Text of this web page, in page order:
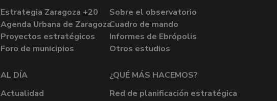
Estrategia Zaragoza +20
Agenda Urbana de Zaragoza
Proyectos estratégicos
Foro de municipios
Sobre el observatorio
Cuadro de mando
Informes de Ebrópolis
Otros estudios
AL DÍA
Actualidad
¿QUÉ MÁS HACEMOS?
Red de planificación estratégica